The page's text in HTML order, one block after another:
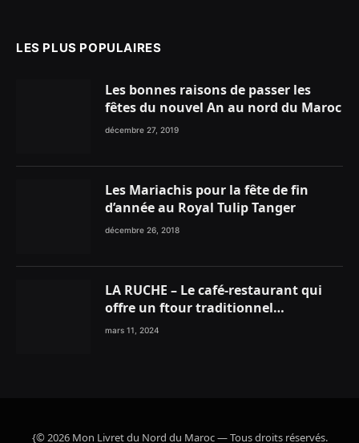
LES PLUS POPULAIRES
Les bonnes raisons de passer les
fêtes du nouvel An au nord du Maroc
décembre 27, 2019
Les Mariachis pour la fête de fin
d’année au Royal Tulip Tanger
décembre 26, 2018
LA RUCHE – Le café-restaurant qui
offre un ftour traditionnel
gourmand
mars 11, 2024
{© 2026 Mon Livret du Nord du Maroc — Tous droits réservés.